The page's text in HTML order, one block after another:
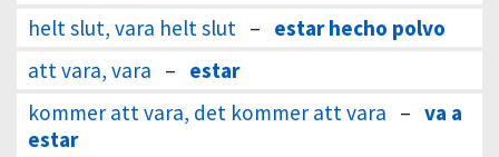
helt slut, vara helt slut – estar hecho polvo
att vara, vara – estar
kommer att vara, det kommer att vara – va a
estar